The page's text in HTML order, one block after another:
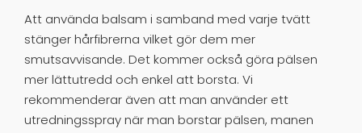
Att använda balsam i samband med varje tvätt
stänger hårfibrerna vilket gör dem mer
smutsavvisande. Det kommer också göra pälsen
mer lättutredd och enkel att borsta. Vi
rekommenderar även att man använder ett
utredningsspray när man borstar pälsen, manen